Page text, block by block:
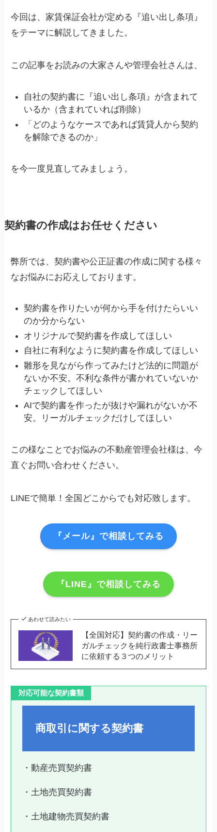
今回は、家賃保証会社が定める『追い出し条項』
をテーマに解説してきました。
この記事をお読みの大家さんや管理会社さんは、
自社の契約書に『追い出し条項』が含まれて
いるか（含まれていれば削除）
「どのようなケースであれば賃貸人から契約
を解除できるのか」
を今一度見直してみましょう。
契約書の作成はお任せください
弊所では、契約書や公正証書の作成に関する様々
なお悩みにお応えしております。
契約書を作りたいが何から手を付けたらいい
のか分からない
オリジナルで契約書を作成してほしい
自社に有利なように契約書を作成してほしい
雛形を見ながら作ってみたけど法的に問題が
ないか不安。不利な条件が書かれていないか
チェックしてほしい
AIで契約書を作ったが抜けや漏れがないか不
安。リーガルチェックだけしてほしい
この様なことでお悩みの不動産管理会社様は、今
直ぐお問い合わせください。
LINEで簡単！全国どこからでも対応致します。
『メール』で相談してみる
『LINE』で相談してみる
あわせて読みたい
【全国対応】契約書の作成・リー
ガルチェックを純行政書士事務所
に依頼する３つのメリット
対応可能な契約書類
商取引に関する契約書
・動産売買契約書
・土地売買契約書
・土地建物売買契約書